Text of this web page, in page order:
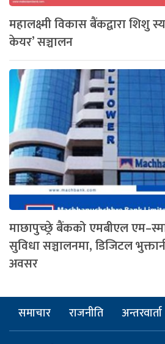
महालक्ष्मी विकास बैंकद्वारा शिशु
केयर’ सञ्चालन
माछापुच्छ्रे बैंकको एमबीएल
सुविधा सञ्चालनमा, डिजिटल
अवसर
समाचार राजनीति अन्तरवार्ता